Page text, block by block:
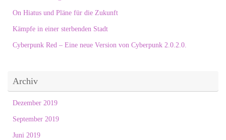
On Hiatus und Pläne für die Zukunft
Kämpfe in einer sterbenden Stadt
Cyberpunk Red – Eine neue Version von Cyberpunk 2.0.2.0.
Archiv
Dezember 2019
September 2019
Juni 2019